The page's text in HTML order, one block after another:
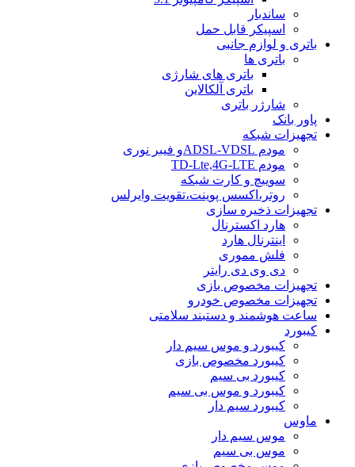
ساندبار
اسپیکر قابل حمل
باتری و لوازم جانبی
باتری ها
باتری های شارژی
باتری آلکالاین
شارژر باتری
پاور بانک
تجهیزات شبکه
مودم ADSL-VDSLو فیبر نوری
مودم TD-Lte,4G-LTE
سوییچ و کارت شبکه
روتر،اکسس پوینت،تقویت وایرلس
تجهیزات ذخیره سازی
هارد اکسترنال
اینترنال هارد
فلش مموری
دی وی دی رایتر
تجهیزات مخصوص بازی
تجهیزات مخصوص خودرو
ساعت هوشمند و دستبند سلامتی
کیبورد
کیبورد و موس سیم دار
کیبورد مخصوص بازی
کیبورد بی سیم
کیبورد و موس بی سیم
کیبورد سیم دار
ماوس
موس سیم دار
موس بی سیم